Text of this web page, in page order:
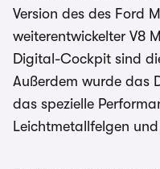
Version des des Ford
weiterentwickelter V8
Digital-Cockpit sind
Außerdem wurde das
das spezielle
Leichtmetallfelgen